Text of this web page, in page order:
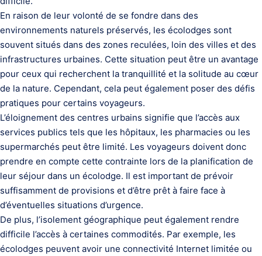
En raison de leur volonté de se fondre dans des
environnements naturels préservés, les écolodges sont
souvent situés dans des zones reculées, loin des villes et des
infrastructures urbaines. Cette situation peut être un avantage
pour ceux qui recherchent la tranquillité et la solitude au cœur
de la nature. Cependant, cela peut également poser des défis
pratiques pour certains voyageurs.
L’éloignement des centres urbains signifie que l’accès aux
services publics tels que les hôpitaux, les pharmacies ou les
supermarchés peut être limité. Les voyageurs doivent donc
prendre en compte cette contrainte lors de la planification de
leur séjour dans un écolodge. Il est important de prévoir
suffisamment de provisions et d’être prêt à faire face à
d’éventuelles situations d’urgence.
De plus, l’isolement géographique peut également rendre
difficile l’accès à certaines commodités. Par exemple, les
écolodges peuvent avoir une connectivité Internet limitée ou